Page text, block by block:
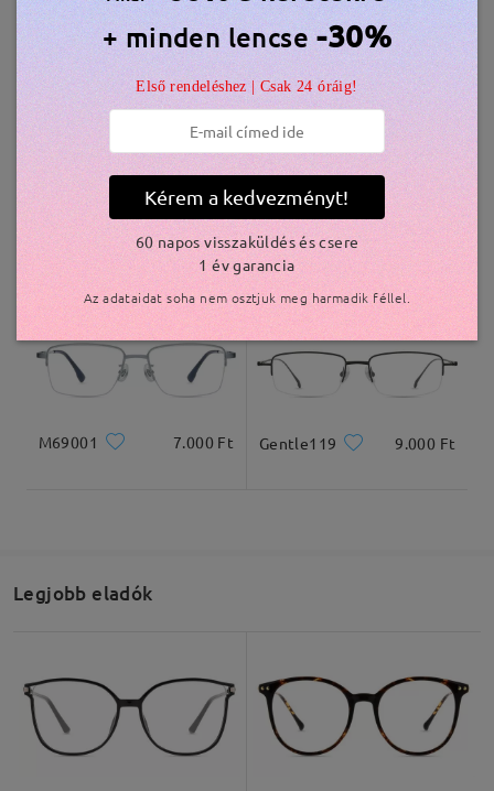
szállítási idő
5-7 munkanap részletek
Kiszállítva
Hasonló keretek
T41828 11.000 Ft M82957 6.300 Ft
M69001 7.000 Ft Gentle119 9.000 Ft
Legjobb eladók
+ minden lencse -30%
Első rendeléshez | Csak 24 óráig!
Kérem a kedvezményt!
60 napos visszaküldés és csere
1 év garancia
Az adataidat soha nem osztjuk meg harmadik féllel.